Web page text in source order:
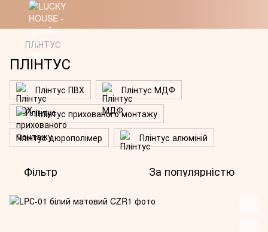
ПЛІНТУС
ПЛІНТУС
Плінтус ПВХ
Плінтус МДФ
Плінтус прихованого монтажу
Плінтус дюрополімер
Плінтус алюміній
Фільтр За популярністю